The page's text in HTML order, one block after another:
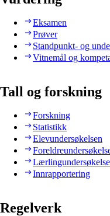
Eksamen
Prøver
Standpunkt- og
Vitnemål og
Tall og forskning
Forskning
Statistikk
Elevundersøkelsen
Innrapportering
Regelverk